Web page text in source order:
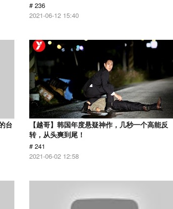
# 236
2021-06-12 15:40
台
【越哥】韩国年度悬疑神作，几秒一个高能反
转，从头爽到尾！
# 241
2021-06-02 12:58